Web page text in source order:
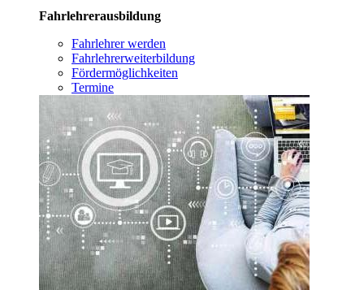
Fahrlehrerausbildung
Fahrlehrer werden
Fahrlehrerweiterbildung
Fördermöglichkeiten
Termine